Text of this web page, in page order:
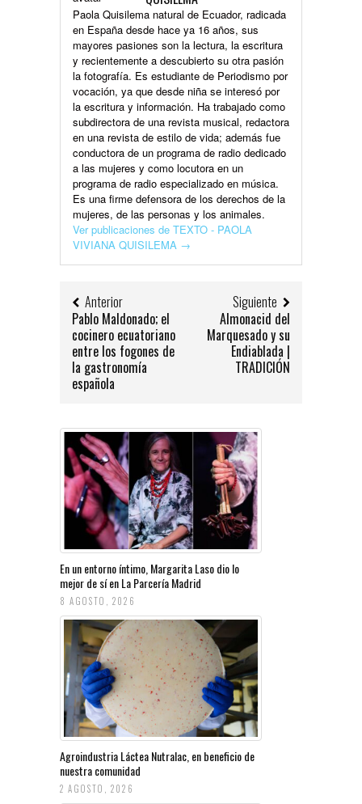
Paola Quisilema natural de Ecuador, radicada
en España desde hace ya 16 años, sus
mayores pasiones son la lectura, la escritura
y recientemente a descubierto su otra pasión
la fotografía. Es estudiante de Periodismo por
vocación, ya que desde niña se interesó por
la escritura y información. Ha trabajado como
subdirectora de una revista musical, redactora
en una revista de estilo de vida; además fue
conductora de un programa de radio dedicado
a las mujeres y como locutora en un
programa de radio especializado en música.
Es una firme defensora de los derechos de la
mujeres, de las personas y los animales.
Ver publicaciones de TEXTO - PAOLA
VIVIANA QUISILEMA →
Anterior
Pablo Maldonado; el
cocinero ecuatoriano
entre los fogones de
la gastronomía
española
Siguiente
Almonacid del
Marquesado y su
Endiablada |
TRADICIÓN
En un entorno íntimo, Margarita Laso dio lo
mejor de sí en La Parcería Madrid
8 AGOSTO, 2026
Agroindustria Láctea Nutralac, en beneficio de
nuestra comunidad
2 AGOSTO, 2026